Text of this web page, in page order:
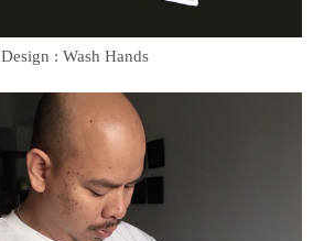
Design : Wash Hands